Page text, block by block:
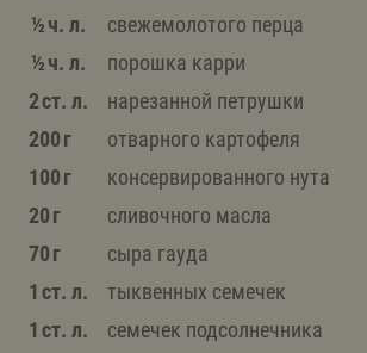
½ ч. л.
свежемолотого перца
½ ч. л.
порошка карри
2 ст. л.
нарезанной петрушки
200 г
отварного картофеля
100 г
консервированного нута
20 г
сливочного масла
70 г
сыра гауда
1 ст. л.
тыквенных семечек
1 ст. л.
семечек подсолнечника